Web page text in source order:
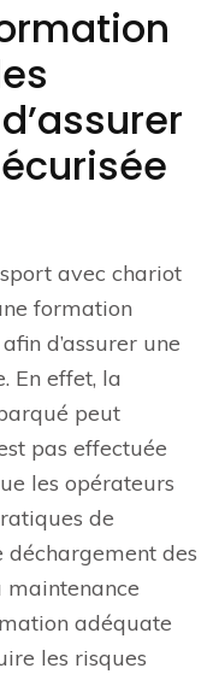
avec chariot
formation
d’assurer une
En effet, la
peut
pas effectuée
les opérateurs
de
déchargement des
maintenance
adéquate
les risques